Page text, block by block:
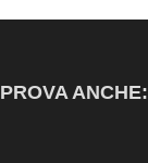
PROVA ANCHE: